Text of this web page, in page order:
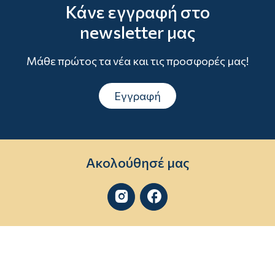
Κάνε εγγραφή στο
newsletter μας
Μάθε πρώτος τα νέα και τις προσφορές μας!
Εγγραφή
Ακολούθησέ μας
 